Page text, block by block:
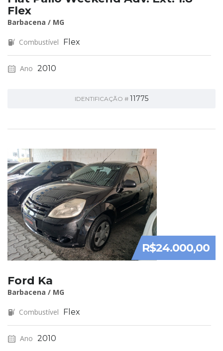
Flex
Barbacena / MG
Combustível Flex
Ano 2010
IDENTIFICAÇÃO # 11775
R$24.000,00
Ford Ka
Barbacena / MG
Combustível Flex
Ano 2010